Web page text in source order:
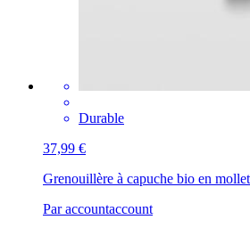
Durable
37,99 €
Grenouillère à capuche bio en
Par accountaccount